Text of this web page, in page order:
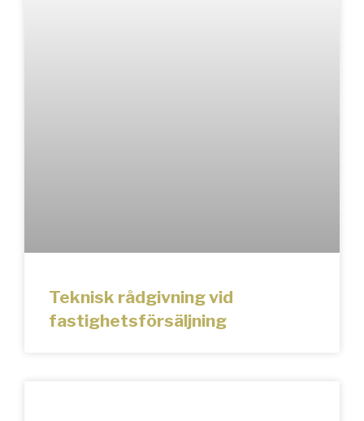
Teknisk rådgivning vid
fastighetsförsäljning